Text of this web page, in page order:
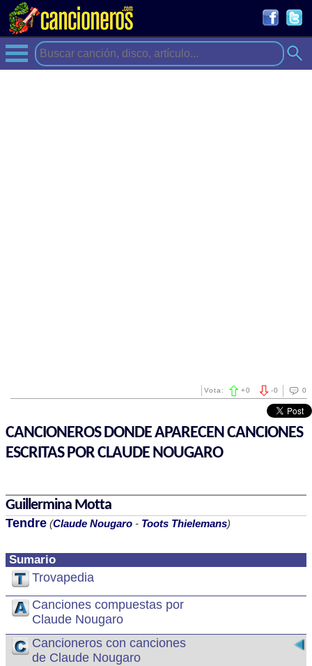
0
-0
Vota: +0
CANCIONEROS DONDE APARECEN CANCIONES
ESCRITAS POR CLAUDE NOUGARO
Sumario
Trovapedia
Canciones compuestas por
Claude Nougaro
Cancioneros con canciones
de Claude Nougaro
Guillermina Motta
Tendre (Claude Nougaro - Toots Thielemans)